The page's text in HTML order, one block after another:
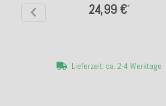
24,99 €*
Lieferzeit: ca. 2-4 Werktage